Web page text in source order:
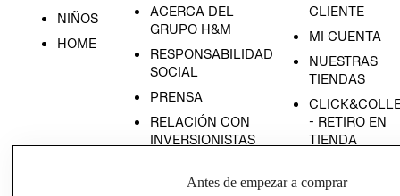
NIÑOS
HOME
ACERCA DEL
GRUPO H&M
RESPONSABILIDAD
SOCIAL
PRENSA
RELACIÓN CON
INVERSIONISTAS
EMPRESARIAL
CLIENTE
MI CUENTA
NUESTRAS
TIENDAS
- RETIRO EN
TIENDA
CONDICIONES
Antes de empezar a comprar